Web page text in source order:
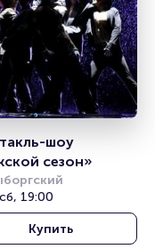
шоу
сезон»
19:00
Купить